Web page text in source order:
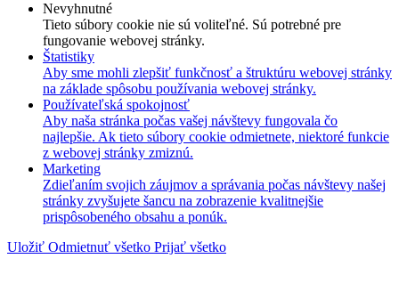
Nevyhnutné
Tieto súbory cookie nie sú voliteľné. Sú potrebné pre
fungovanie webovej stránky.
Štatistiky
Aby sme mohli zlepšiť funkčnosť a štruktúru webovej stránky
na základe spôsobu používania webovej stránky.
Používateľská spokojnosť
Aby naša stránka počas vašej návštevy fungovala čo
najlepšie. Ak tieto súbory cookie odmietnete, niektoré funkcie
z webovej stránky zmiznú.
Marketing
Zdieľaním svojich záujmov a správania počas návštevy našej
stránky zvyšujete šancu na zobrazenie kvalitnejšie
prispôsobeného obsahu a ponúk.
Uložiť Odmietnuť všetko Prijať všetko